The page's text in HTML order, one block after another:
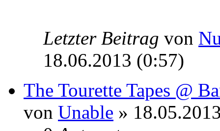
Letzter Beitrag von
18.06.2013 (0:57)
The Tourette Tapes @
von Unable »